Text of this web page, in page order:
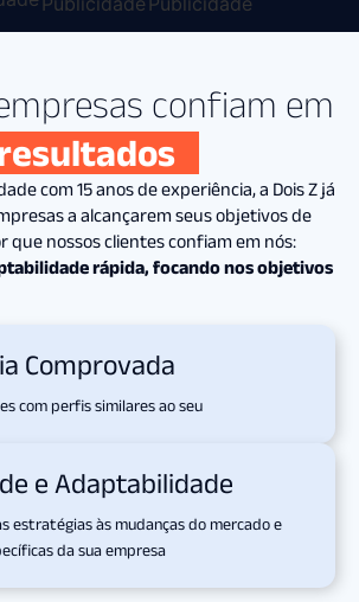
confiam em
com 15 anos de experiência, a Dois Z já
a alcançarem seus objetivos de
que nossos clientes confiam em nós:
rápida, focando nos objetivos
Comprovada
com perfis similares ao seu
e Adaptabilidade
estratégias às mudanças do mercado e
da sua empresa